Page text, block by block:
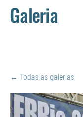
Galeria
Todas as galerias